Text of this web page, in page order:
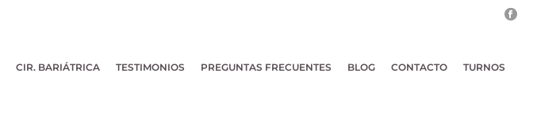
CIR. BARIÁTRICA TESTIMONIOS PREGUNTAS FRECUENTES BLOG CONTACTO TURNOS